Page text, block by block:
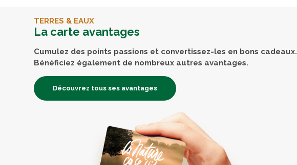
TERRES & EAUX
La carte avantages
Cumulez des points passions et convertissez-les en bons cadeaux.
Bénéficiez également de nombreux autres avantages.
Découvrez tous ses avantages